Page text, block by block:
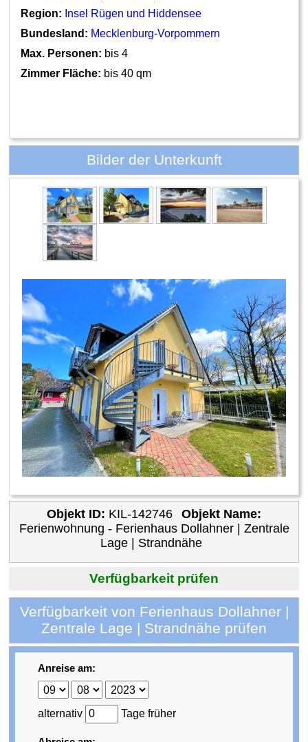
Region: Insel Rügen und Hiddensee
Bundesland: Mecklenburg-Vorpommern
Max. Personen: bis 4
Zimmer Fläche: bis 40 qm
Bilder der Unterkunft
Objekt ID: KIL-142746
Objekt Name:
Ferienwohnung - Ferienhaus Dollahner | Zentrale
Lage | Strandnähe
Verfügbarkeit prüfen
Verfügbarkeit von Ferienhaus Dollahner |
Zentrale Lage | Strandnähe prüfen
Anreise am:
alternativ Tage früher